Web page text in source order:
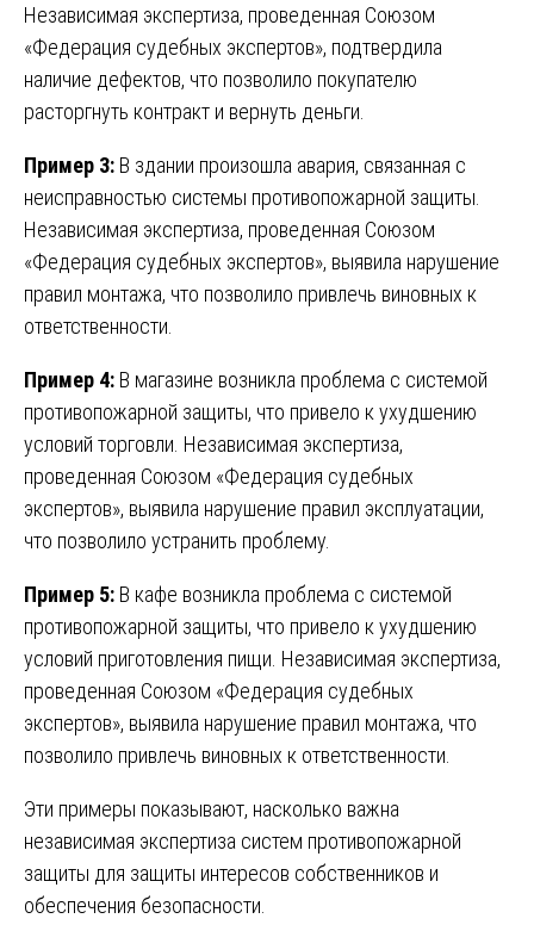
Независимая экспертиза, проведенная Союзом
«Федерация судебных экспертов», подтвердила
наличие дефектов, что позволило покупателю
расторгнуть контракт и вернуть деньги.
Пример 3: В здании произошла авария, связанная с
неисправностью системы противопожарной защиты.
Независимая экспертиза, проведенная Союзом
«Федерация судебных экспертов», выявила нарушение
правил монтажа, что позволило привлечь виновных к
ответственности.
Пример 4: В магазине возникла проблема с системой
противопожарной защиты, что привело к ухудшению
условий торговли. Независимая экспертиза,
проведенная Союзом «Федерация судебных
экспертов», выявила нарушение правил эксплуатации,
что позволило устранить проблему.
Пример 5: В кафе возникла проблема с системой
противопожарной защиты, что привело к ухудшению
условий приготовления пищи. Независимая экспертиза,
проведенная Союзом «Федерация судебных
экспертов», выявила нарушение правил монтажа, что
позволило привлечь виновных к ответственности.
Эти примеры показывают, насколько важна
независимая экспертиза систем противопожарной
защиты для защиты интересов собственников и
обеспечения безопасности.